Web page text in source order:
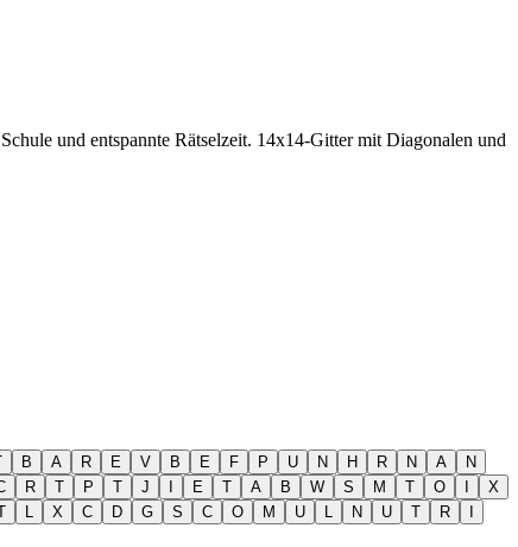
und entspannte Rätselzeit. 14x14-Gitter mit Diagonalen und
B A R E V B E F P U N H R N A
N
R T P T J I E T A B W S M T O I
X
L X C D G S C O M U L N U T R
I